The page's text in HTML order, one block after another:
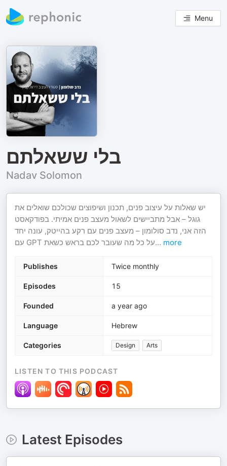
Menu
בלי ששאלתם
Nadav Solomon
יש שאלות על עיצוב פנים, תכנון ושיפוצים שכולכם שואלים את
גוגל – אבל מתביישים לשאול מעצב פנים אמיתי. בפודקאסט
הזה אני, נדב סולומון – מעצב פנים עם רקע בהייטק, עונה יחד
עם GPT על כל מה שעובר לכם בראש כשאת... more
Publishes Twice monthly
Episodes 15
Founded a year ago
Language Hebrew
Categories Design Arts
LISTEN TO THIS PODCAST
Latest Episodes